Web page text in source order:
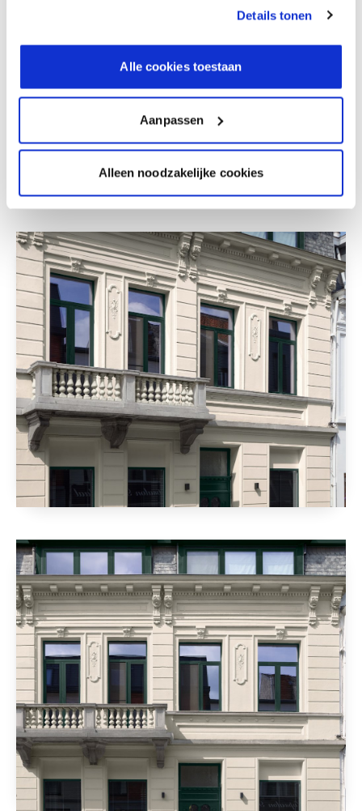
Details tonen
Alle cookies toestaan
Aanpassen
Alleen noodzakelijke cookies
Roze Off white Grijs
Deze stijlen zijn misschien ook iets voor jou